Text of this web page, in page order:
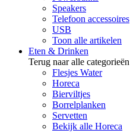
Speakers
Telefoon accessoires
USB
Toon alle artikelen
Eten & Drinken
Terug naar alle categorieën
Flesjes Water
Horeca
Bierviltjes
Borrelplanken
Servetten
Bekijk alle Horeca